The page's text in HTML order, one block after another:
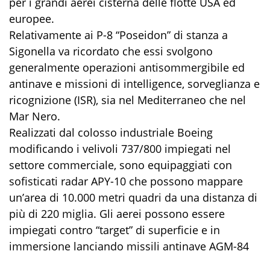
europee.
Relativamente ai P-8 “Poseidon” di stanza a
Sigonella va ricordato che essi svolgono
generalmente operazioni antisommergibile ed
antinave e missioni di intelligence, sorveglianza e
ricognizione (ISR), sia nel Mediterraneo che nel
Mar Nero.
Realizzati dal colosso industriale Boeing
modificando i velivoli 737/800 impiegati nel
settore commerciale, sono equipaggiati con
sofisticati radar APY-10 che possono mappare
un’area di 10.000 metri quadri da una distanza di
più di 220 miglia. Gli aerei possono essere
impiegati contro “target” di superficie e in
immersione lanciando missili antinave AGM-84